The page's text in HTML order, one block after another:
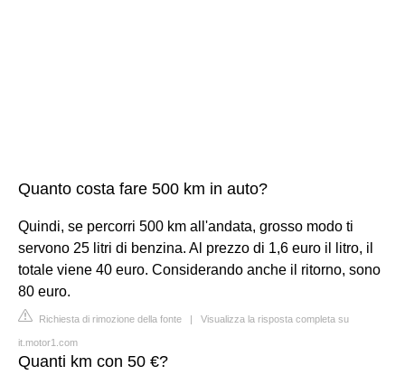
Quanto costa fare 500 km in auto?
Quindi, se percorri 500 km all'andata, grosso modo ti
servono 25 litri di benzina. Al prezzo di 1,6 euro il litro, il
totale viene 40 euro. Considerando anche il ritorno, sono
80 euro.
Richiesta di rimozione della fonte | Visualizza la risposta completa su
it.motor1.com
Quanti km con 50 €?